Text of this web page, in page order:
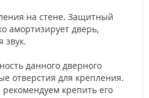
на стене. Защитный
амортизирует дверь,
звук.
данного дверного
отверстия для крепления.
крепить его